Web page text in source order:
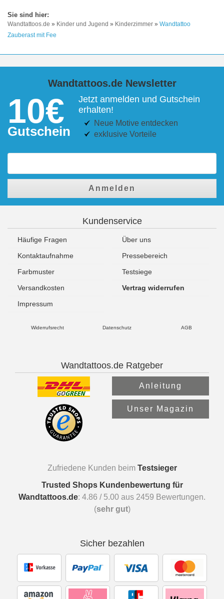
Wandtattoos.de » Kinder und Jugend » Kinderzimmer » Wandtattoo
Zauberast mit Fee
Wandtattoos.de Newsletter
10€
Gutschein
Jetzt anmelden und Gutschein
erhalten!
Neue Motive entdecken
exklusive Vorteile
Anmelden
Kundenservice
Häufige Fragen
Über uns
Kontaktaufnahme
Pressebereich
Farbmuster
Testsiege
Versandkosten
Vertrag widerrufen
Impressum
Widerrufsrecht Datenschutz AGB
Wandtattoos.de Ratgeber
Anleitung
Unser Magazin
Zufriedene Kunden beim Testsieger
Trusted Shops Kundenbewertung für
Wandtattoos.de: 4.86 / 5.00 aus 2459 Bewertungen.
(sehr gut)
Sicher bezahlen